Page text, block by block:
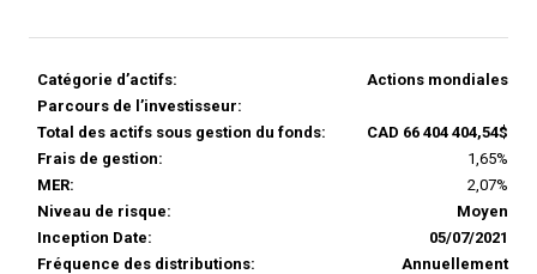
Catégorie d’actifs:
Actions mondiales
Parcours de l’investisseur:
Total des actifs sous gestion du fonds:
CAD 66 404 404,54$
Frais de gestion:
1,65%
MER:
2,07%
Niveau de risque:
Moyen
Inception Date:
05/07/2021
Fréquence des distributions:
Annuellement